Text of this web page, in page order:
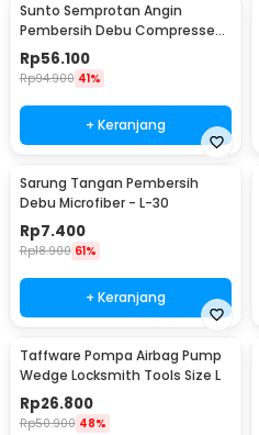
Sunto Semprotan Angin
Pembersih Debu Compressed
Air Duster 400ml - ST1003
Rp56.100
Rp94.900 41%
+ Keranjang
Sarung Tangan Pembersih
Debu Microfiber - L-30
Rp7.400
Rp18.900 61%
+ Keranjang
Taffware Pompa Airbag Pump
Wedge Locksmith Tools Size L
Rp26.800
Rp50.900 48%